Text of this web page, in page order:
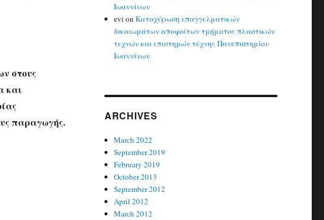
στους
και
παραγωγής.
Ιωαννίνων
evi onΚατοχύρωση επαγγελματικών
δικαιωμάτων αποφοίτων τμήματος πλαστικών
τεχνών και επιστημών τέχνης Πανεπιστημίου
Ιωαννίνων
ARCHIVES
March 2022
September 2019
February 2019
October 2013
September 2012
April 2012
March 2012